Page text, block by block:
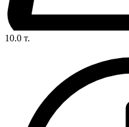
10.0 т.